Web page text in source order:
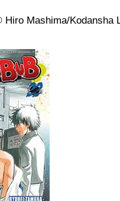
Hiro Mashima/Kodansha